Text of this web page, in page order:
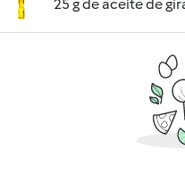
25 g de aceite de